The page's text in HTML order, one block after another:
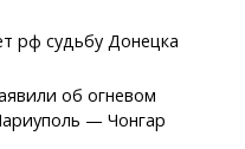
рф судьбу Донецка
об огневом
— Чонгар